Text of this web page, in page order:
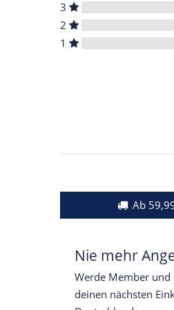
3
2
1
Ab
Nie mehr
Werde Member und
deinen nächsten